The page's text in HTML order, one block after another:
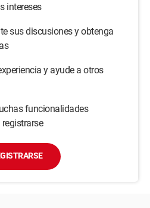
intereses
sus discusiones y obtenga
y ayude a otros
funcionalidades